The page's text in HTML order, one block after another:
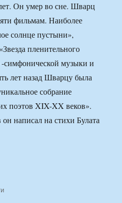
Он умер во сне. Шварц
фильмам. Наиболее
солнце пустыни»,
пленительного
-симфонической музыки и
лет назад Шварцу была
собрание
поэтов XIX-XX веков».
написал на стихи Булата